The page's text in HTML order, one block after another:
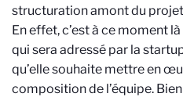
structuration amont du
En effet, c’est à ce moment
qui sera adressé par la
qu’elle souhaite mettre en
composition de l’équipe.